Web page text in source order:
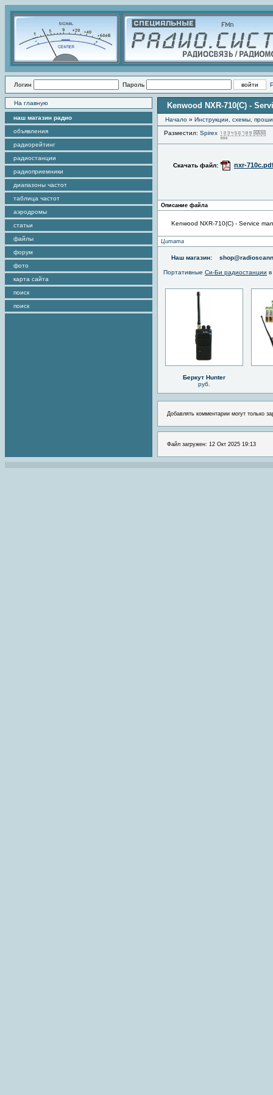
Логин Пароль
На главную
наш магазин радио
объявления
радиорейтинг
радиостанции
радиоприемники
диапазоны частот
таблица частот
аэродромы
статьи
файлы
форум
фото
карта сайта
поиск
поиск
Kenwood NXR-710(C) -
Начало » Инструкции, схемы,
Разместил: Spirex
Скачать файл: nxr-
Описание файла
Kenwood NXR-710(C) - Service
Цитата
Наш магазин:
Портативные Си-Би радиостанции
Беркут Hunter
руб.
Добавлять комментарии могут только
Файл загружен: 12 Окт 2025 19:13